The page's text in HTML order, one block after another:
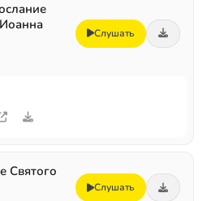
Слушать
Святого
Слушать